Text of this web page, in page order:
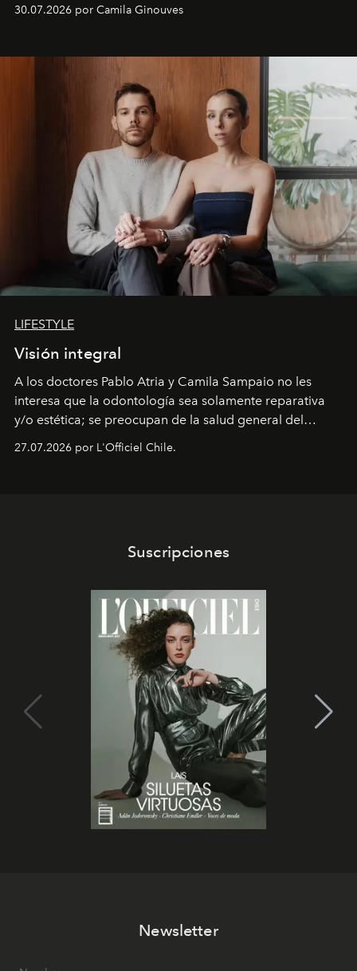
30.07.2026 por Camila Ginouves
LIFESTYLE
Visión integral
A los doctores Pablo Atria y Camila Sampaio no les
interesa que la odontología sea solamente reparativa
y/o estética; se preocupan de la salud general del
intransable.
27.07.2026 por L'Officiel Chile.
Suscripciones
Newsletter